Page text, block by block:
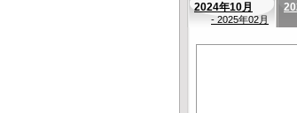
2024年10月
- 2025年02月